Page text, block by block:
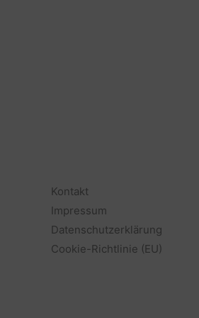
Kontakt
Impressum
Datenschutzerklärung
Cookie-Richtlinie (EU)